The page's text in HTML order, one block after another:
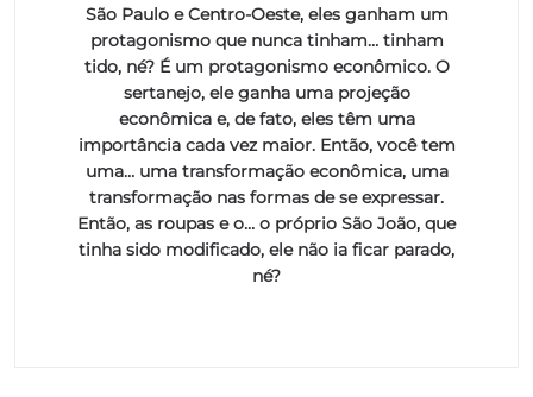
São Paulo e Centro-Oeste, eles ganham um
protagonismo que nunca tinham… tinham
tido, né? É um protagonismo econômico. O
sertanejo, ele ganha uma projeção
econômica e, de fato, eles têm uma
importância cada vez maior. Então, você tem
uma… uma transformação econômica, uma
transformação nas formas de se expressar.
Então, as roupas e o… o próprio São João, que
tinha sido modificado, ele não ia ficar parado,
né?